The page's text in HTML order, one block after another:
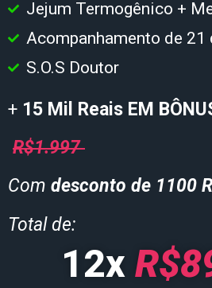
Jejum Termogênico +
Acompanhamento de 21
S.O.S Doutor
+ 15 Mil Reais EM
R$1.997
Com desconto de 1100
Total de:
12x